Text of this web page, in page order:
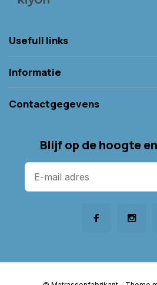
Usefull links
Informatie
Contactgegevens
Blijf op de hoogte